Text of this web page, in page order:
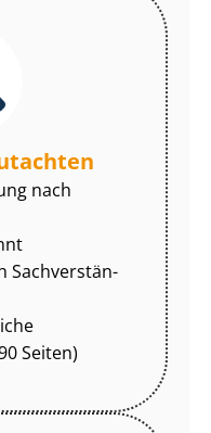
nach
Sach­ver­stän­
Seiten)